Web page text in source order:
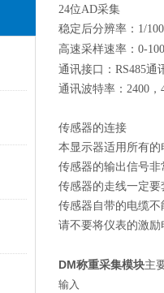
24位AD采集
稳定后分辨率：1/
高速采样速率：0-100
通讯接口：RS485通
通讯波特率：2400，
传感器的连接
本显示器适用所有
传感器的输出信号
传感器的走线一定
传感器自带的电缆
请不要将仪表的激
DM称重采集模块主
输入